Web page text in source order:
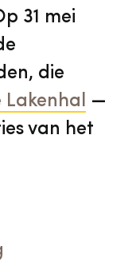
31 mei
die
Lakenhal —
van het